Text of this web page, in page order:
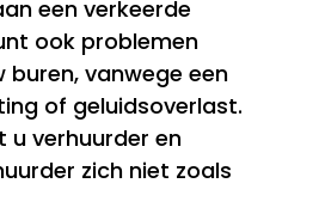
een verkeerde
ook problemen
buren, vanwege een
of geluidsoverlast.
u verhuurder en
zich niet zoals